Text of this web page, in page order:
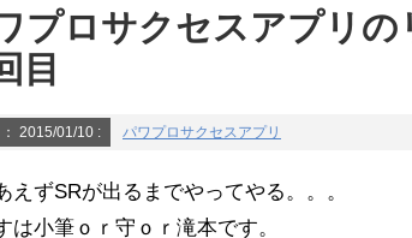
プロサクセスアプリの
目
2015/01/10 : パワプロサクセスアプリ
えずSRが出るまでやってやる。。。
は小筆ｏｒ守ｏｒ滝本です。